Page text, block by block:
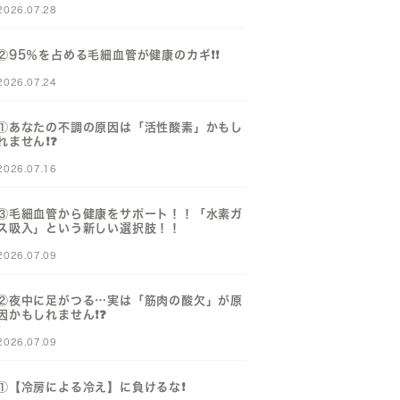
％を占める毛細血管が健康のカギ❗️❗️
あなたの不調の原因は「活性酸素」かもし
ません❗️❓️
毛細血管から健康をサポート！！「水素ガ
吸入」という新しい選択肢！！
夜中に足がつる…実は「筋肉の酸欠」が原
かもしれません❗️❓️
【冷房による冷え】に負けるな❗️